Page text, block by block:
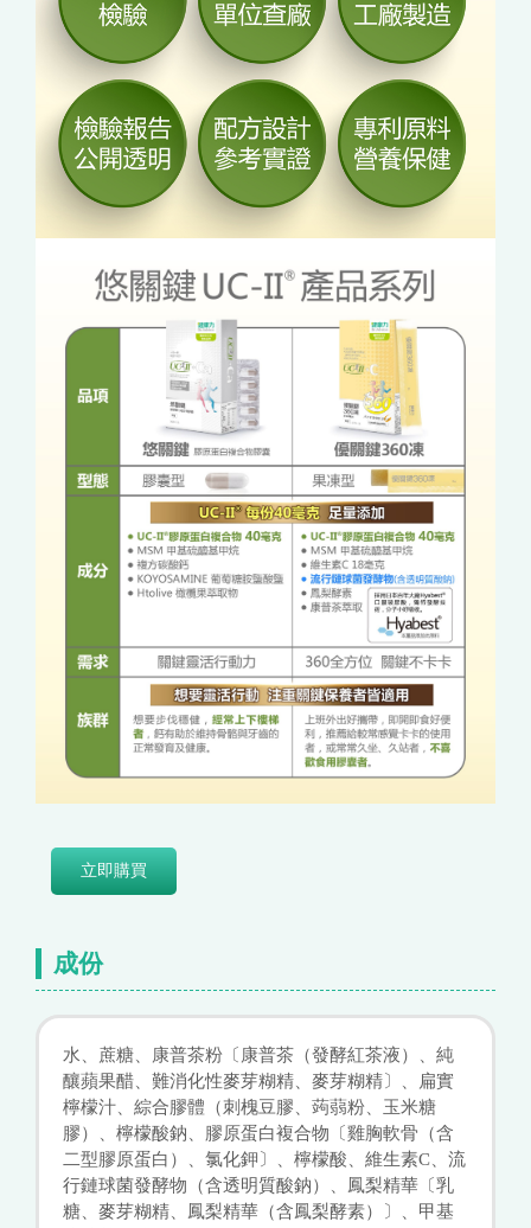
立即購買
成份
水、蔗糖、康普茶粉〔康普茶（發酵紅茶液）、純
釀蘋果醋、難消化性麥芽糊精、麥芽糊精〕、扁實
檸檬汁、綜合膠體（刺槐豆膠、蒟蒻粉、玉米糖
膠）、檸檬酸鈉、膠原蛋白複合物〔雞胸軟骨（含
二型膠原蛋白）、氯化鉀〕、檸檬酸、維生素C、流
行鏈球菌發酵物（含透明質酸鈉）、鳳梨精華〔乳
糖、麥芽糊精、鳳梨精華（含鳳梨酵素）〕、甲基